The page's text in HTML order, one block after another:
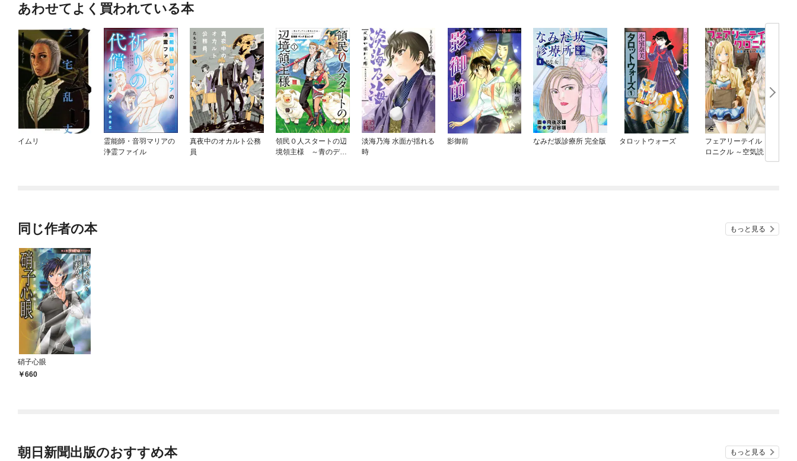
あわせてよく買われている本
イムリ
霊能師・音羽マリアの
浄霊ファイル
真夜中のオカルト公務
員
領民０人スタートの辺
境領主様 ～青のディ
淡海乃海 水面が揺れる
時
影御前 なみだ坂診療所 完全版 タロットウォーズ
フェアリーテイル・ク
ロニクル ～空気読まな
同じ作者の本 もっと見る
硝子心眼
660
朝日新聞出版のおすすめ本 もっと見る